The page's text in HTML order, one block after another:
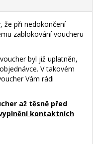
že při nedokončení
zablokování voucheru
byl již uplatněn,
V takovém
Vám rádi
až těsně před
kontaktních